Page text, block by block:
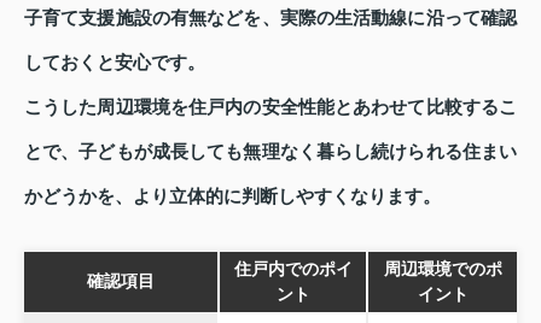
子育て支援施設の有無などを、実際の生活動線に沿って確認
しておくと安心です。
こうした周辺環境を住戸内の安全性能とあわせて比較するこ
とで、子どもが成長しても無理なく暮らし続けられる住まい
かどうかを、より立体的に判断しやすくなります。
確認項目
住戸内でのポイ
ント
周辺環境でのポ
イント